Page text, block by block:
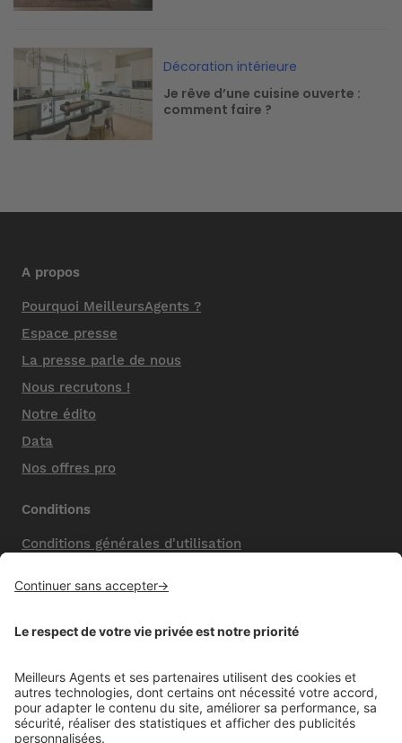
Image
Décoration intérieure
Je rêve d’une cuisine ouverte :
comment faire ?
A propos
Pourquoi MeilleursAgents ?
Espace presse
La presse parle de nous
Nous recrutons !
Notre édito
Data
Nos offres pro
Conditions
Conditions générales d'utilisation
Nos honoraires de vente
Politique de confidentialité
Mentions comparateur
Aide